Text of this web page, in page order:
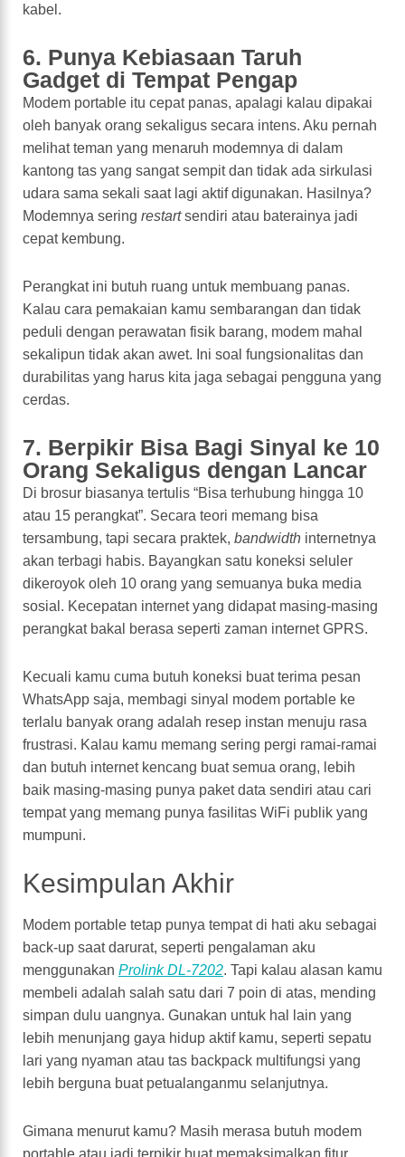
kabel.
6. Punya Kebiasaan Taruh
Gadget di Tempat Pengap
Modem portable itu cepat panas, apalagi kalau dipakai
oleh banyak orang sekaligus secara intens. Aku pernah
melihat teman yang menaruh modemnya di dalam
kantong tas yang sangat sempit dan tidak ada sirkulasi
udara sama sekali saat lagi aktif digunakan. Hasilnya?
Modemnya sering restartsendiri atau baterainya jadi
cepat kembung.
Perangkat ini butuh ruang untuk membuang panas.
Kalau cara pemakaian kamu sembarangan dan tidak
peduli dengan perawatan fisik barang, modem mahal
sekalipun tidak akan awet. Ini soal fungsionalitas dan
durabilitas yang harus kita jaga sebagai pengguna yang
cerdas.
7. Berpikir Bisa Bagi Sinyal ke 10
Orang Sekaligus dengan Lancar
Di brosur biasanya tertulis “Bisa terhubung hingga 10
atau 15 perangkat”. Secara teori memang bisa
tersambung, tapi secara praktek, bandwidth internetnya
akan terbagi habis. Bayangkan satu koneksi seluler
dikeroyok oleh 10 orang yang semuanya buka media
sosial. Kecepatan internet yang didapat masing-masing
perangkat bakal berasa seperti zaman internet GPRS.
Kecuali kamu cuma butuh koneksi buat terima pesan
WhatsApp saja, membagi sinyal modem portable ke
terlalu banyak orang adalah resep instan menuju rasa
frustrasi. Kalau kamu memang sering pergi ramai-ramai
dan butuh internet kencang buat semua orang, lebih
baik masing-masing punya paket data sendiri atau cari
tempat yang memang punya fasilitas WiFi publik yang
mumpuni.
Kesimpulan Akhir
Modem portable tetap punya tempat di hati aku sebagai
back-up saat darurat, seperti pengalaman aku
menggunakan Prolink DL-7202. Tapi kalau alasan kamu
membeli adalah salah satu dari 7 poin di atas, mending
simpan dulu uangnya. Gunakan untuk hal lain yang
lebih menunjang gaya hidup aktif kamu, seperti sepatu
lari yang nyaman atau tas backpack multifungsi yang
lebih berguna buat petualanganmu selanjutnya.
Gimana menurut kamu? Masih merasa butuh modem
portable atau jadi terpikir buat memaksimalkan fitur